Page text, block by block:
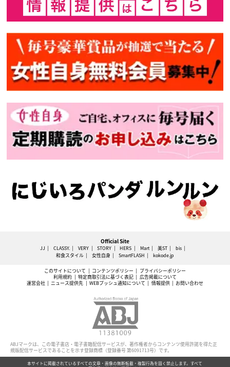
Official Site
JJ CLASSY. VERY STORY HERS Mart 美ST
bis
和食スタイル
女性自身 SmartFLASH kokode.jp
このサイトについて コンテンツポリシー
プライバシーポリシー
利用規約
特定商取引法に基づく表記
広告掲載について
運営会社
ニュース提供先 WEBプッシュ通知について 情報提供 お問い合わせ
ABJマークは、この電子書店・電子書籍配信サービスが、著作権者からコンテンツ使用許諾を得た正
規版配信サービスであることを示す登録商標（登録番号 第6091713号）です。
本サイトに掲載されているすべての文章・画像の無断転載・複製行為を固く禁止します。すべて